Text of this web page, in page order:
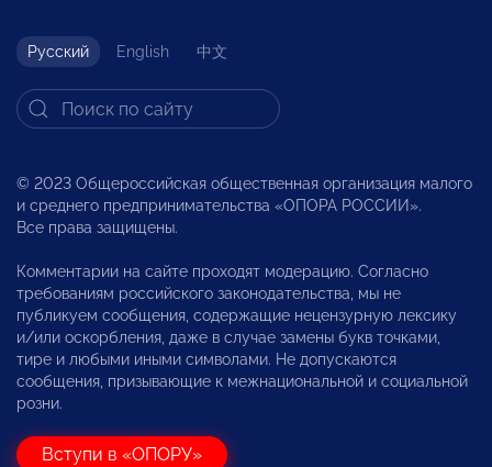
Русский English 中文
© 2023 Общероссийская общественная организация малого
и среднего предпринимательства «ОПОРА РОССИИ».
Все права защищены.
Комментарии на сайте проходят модерацию. Согласно
требованиям российского законодательства, мы не
публикуем сообщения, содержащие нецензурную лексику
и/или оскорбления, даже в случае замены букв точками,
тире и любыми иными символами. Не допускаются
сообщения, призывающие к межнациональной и социальной
розни.
Вступи в «ОПОРУ»